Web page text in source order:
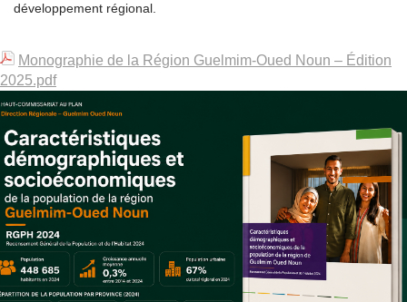
développement régional.
Monographie de la Région Guelmim-Oued Noun – Édition
2025.pdf